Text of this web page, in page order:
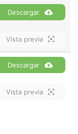
Descargar
Vista previa
Descargar
Vista previa